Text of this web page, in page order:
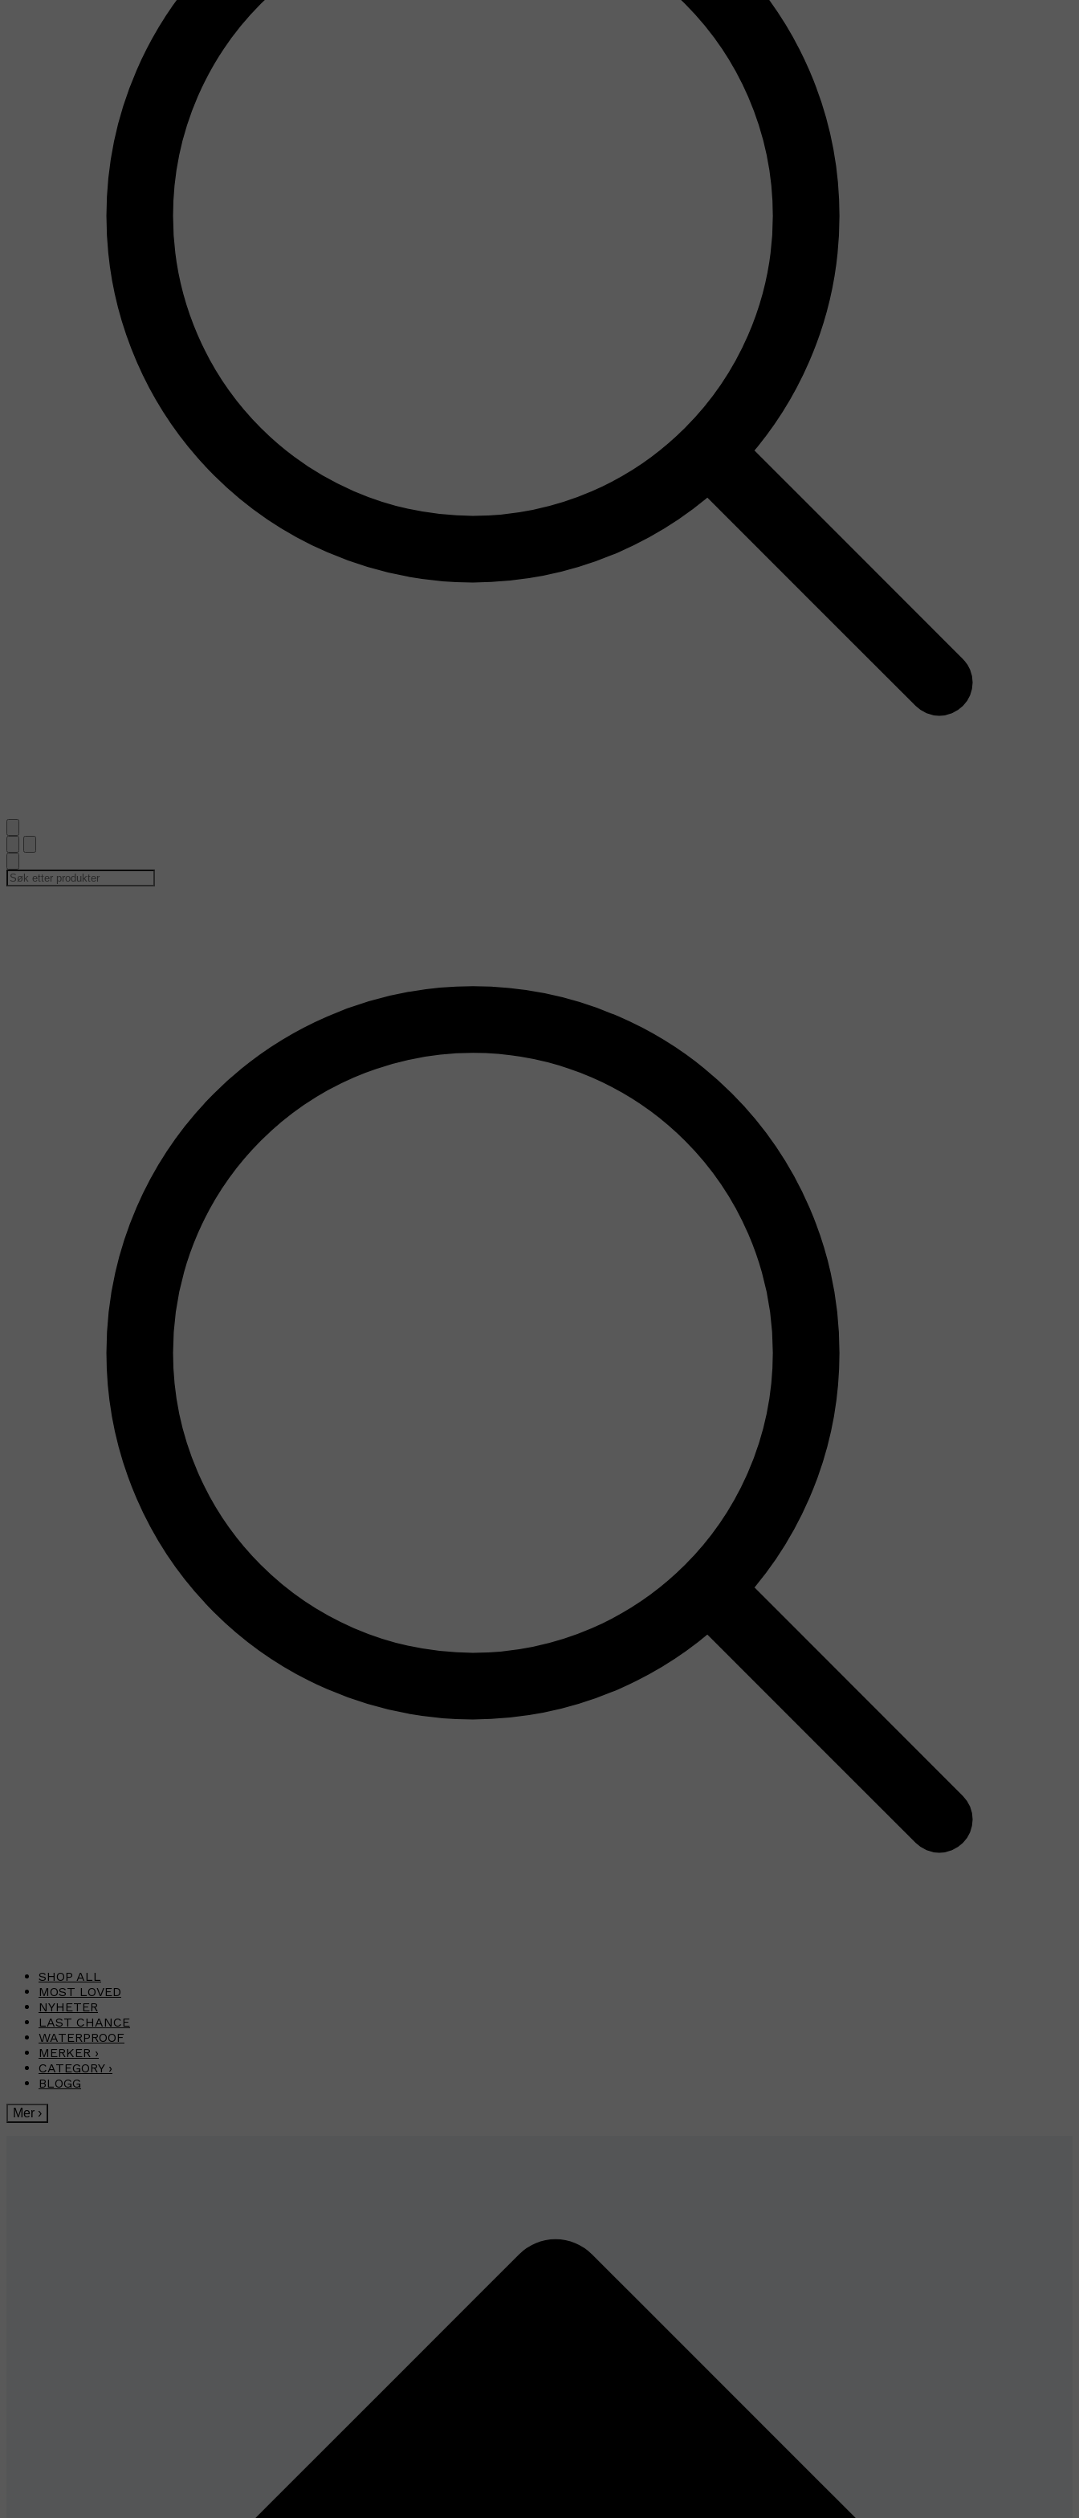
SHOP ALL
MOST LOVED
NYHETER
LAST CHANCE
WATERPROOF
MERKER ›
CATEGORY ›
BLOGG
Mer ›